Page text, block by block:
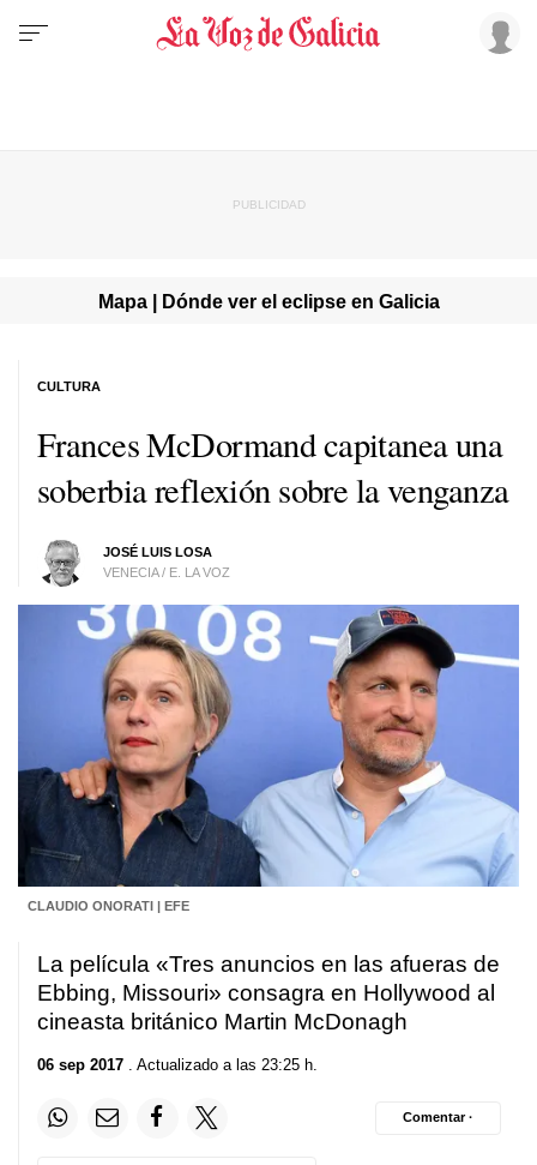
Mapa | Dónde ver el eclipse en Galicia
Frances McDormand capitanea una
soberbia reflexión sobre la venganza
JOSÉ LUIS LOSA
VENECIA / E. LA VOZ
CULTURA
CLAUDIO ONORATI | EFE
La película «Tres anuncios en las afueras de
Ebbing, Missouri» consagra en Hollywood al
cineasta británico Martin McDonagh
06 sep 2017 . Actualizado a las 23:25 h.
Comentar ·